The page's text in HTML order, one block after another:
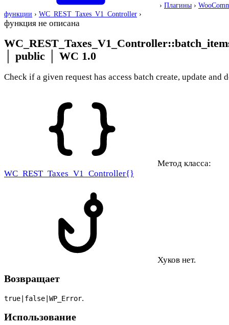
› Плагины ›
функции › WC_REST_Taxes_V1_Controller ›
функция не описана
public WC 1.0
Check if a given request has access batch create, update and
Метод класса:
WC_REST_Taxes_V1_Controller{}
Хуков нет.
Возвращает
true|false|WP_Error.
Использование